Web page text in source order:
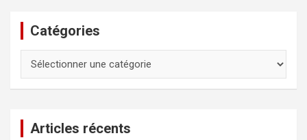
Catégories
Articles récents